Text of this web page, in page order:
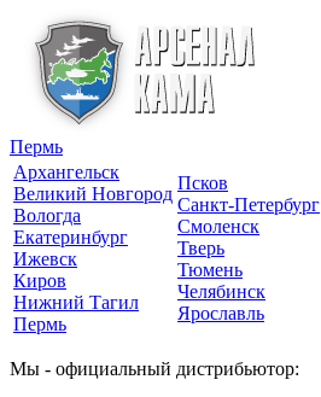
Пермь
Архангельск
Великий Новгород
Вологда
Екатеринбург
Ижевск
Киров
Нижний Тагил
Пермь
Псков
Санкт-Петербург
Смоленск
Тверь
Тюмень
Челябинск
Ярославль
Мы - официальный дистрибьютор: